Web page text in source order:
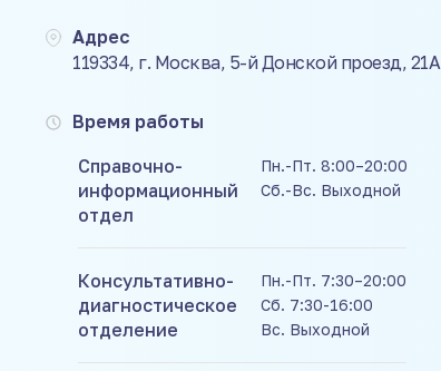
Адрес
119334, г. Москва, 5-й Донской проезд, 21А
Время работы
Справочно-
информационный
отдел
Пн.-Пт. 8:00–20:00
Сб.-Вс. Выходной
Консультативно-
диагностическое
отделение
Пн.-Пт. 7:30–20:00
Сб. 7:30-16:00
Вс. Выходной